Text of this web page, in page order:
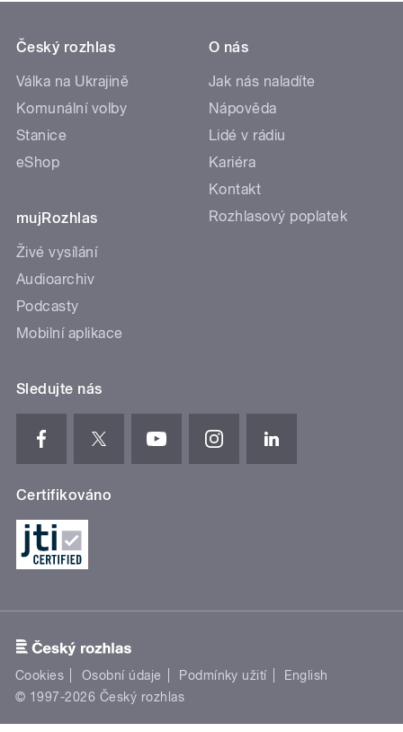
Český rozhlas
Válka na Ukrajině
Komunální volby
Stanice
eShop
mujRozhlas
Živé vysílání
Audioarchiv
Podcasty
Mobilní aplikace
O nás
Jak nás naladíte
Nápověda
Lidé v rádiu
Kariéra
Kontakt
Rozhlasový poplatek
Sledujte nás
Certifikováno
Cookies Osobní údaje Podmínky užití
English
© 1997-2026 Český rozhlas